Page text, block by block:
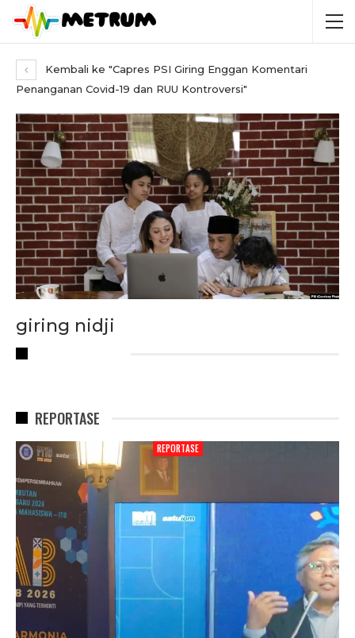
Kembali ke "Capres PSI Giring Enggan Komentari
Penanganan Covid-19 dan RUU Kontroversi"
giring nidji
REPORTASE
REPORTASE